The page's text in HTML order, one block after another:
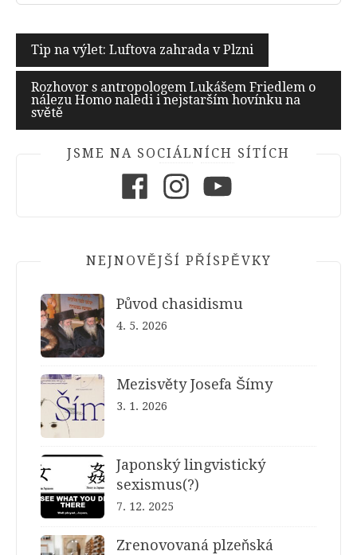
Navigace
pro
příspěvek
Tip na výlet: Luftova zahrada v Plzni
Rozhovor s antropologem Lukášem Friedlem o
nálezu Homo naledi i nejstarším hovínku na
světě
JSME NA SOCIÁLNÍCH SÍTÍCH
NEJNOVĚJŠÍ PŘÍSPĚVKY
Původ chasidismu
4. 5. 2026
Mezisvěty Josefa Šímy
3. 1. 2026
Japonský lingvistický
sexismus(?)
7. 12. 2025
Zrenovovaná plzeňská